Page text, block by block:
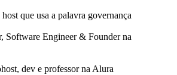
que usa a palavra governança
Software Engineer & Founder na
dev e professor na Alura